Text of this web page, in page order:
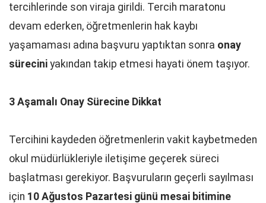
tercihlerinde son viraja girildi. Tercih maratonu
devam ederken, öğretmenlerin hak kaybı
yaşamaması adına başvuru yaptıktan sonra onay
sürecini yakından takip etmesi hayati önem taşıyor.
3 Aşamalı Onay Sürecine Dikkat
Tercihini kaydeden öğretmenlerin vakit kaybetmeden
okul müdürlükleriyle iletişime geçerek süreci
başlatması gerekiyor. Başvuruların geçerli sayılması
için 10 Ağustos Pazartesi günü mesai bitimine